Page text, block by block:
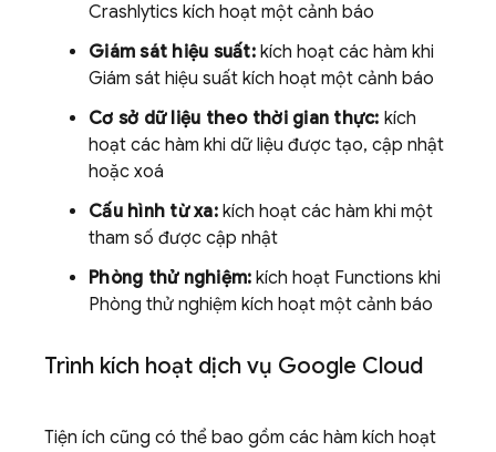
Crashlytics kích hoạt một cảnh báo
Giám sát hiệu suất:kích hoạt các hàm khi
Giám sát hiệu suất kích hoạt một cảnh báo
Cơ sở dữ liệu theo thời gian thực: kích
hoạt các hàm khi dữ liệu được tạo, cập nhật
hoặc xoá
Cấu hình từ xa:kích hoạt các hàm khi một
tham số được cập nhật
Phòng thử nghiệm: kích hoạt Functions khi
Phòng thử nghiệm kích hoạt một cảnh báo
Trình kích hoạt dịch vụ Google Cloud
Tiện ích cũng có thể bao gồm các hàm kích hoạt